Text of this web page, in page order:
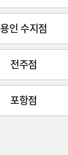
용인 수지점
전주점
포항점